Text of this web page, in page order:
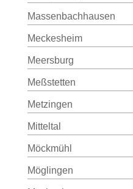
Massenbachhausen
Meckesheim
Meersburg
Meßstetten
Metzingen
Mitteltal
Möckmühl
Möglingen